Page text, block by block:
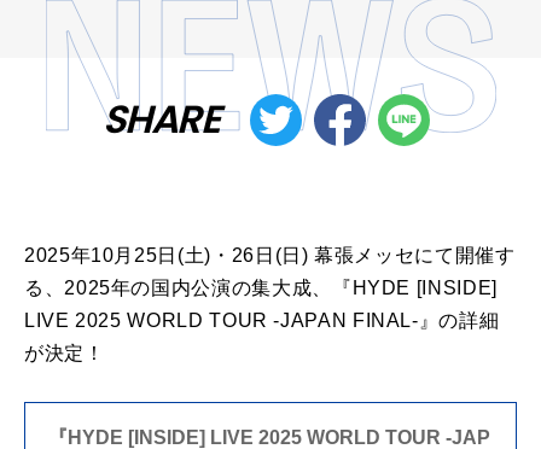
SHARE
2025年10月25日(土)・26日(日) 幕張メッセにて開催す
る、2025年の国内公演の集大成、『HYDE [INSIDE]
LIVE 2025 WORLD TOUR -JAPAN FINAL-』の詳細
が決定！
『HYDE [INSIDE] LIVE 2025 WORLD TOUR -JAP